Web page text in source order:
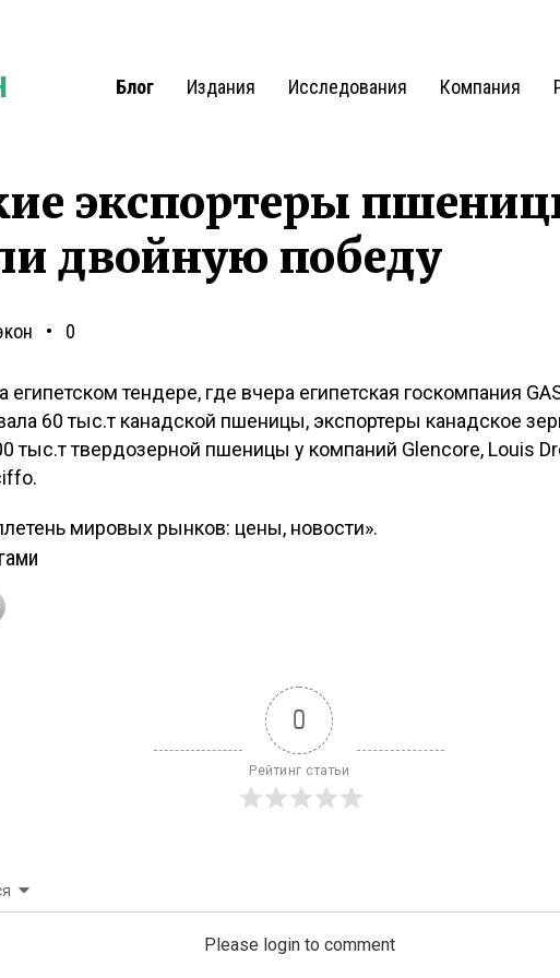
Блог Издания Исследования Компания
экспортеры
двойную победу
0
тендере, где вчера египетская госкомпания
60 тыс.т канадской пшеницы, экспортеры канадское
тыс.т твердозерной пшеницы у компаний Glencore, Louis
мировых рынков: цены, новости».
0
Рейтинг статьи
Please login to comment